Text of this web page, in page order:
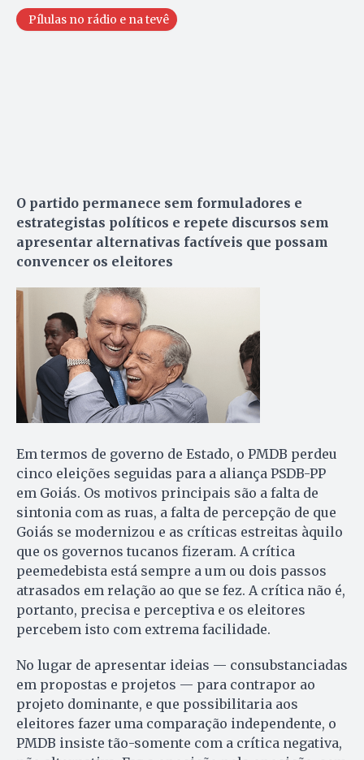
Pílulas no rádio e na tevê
O partido permanece sem formuladores e
estrategistas políticos e repete discursos sem
apresentar alternativas factíveis que possam
convencer os eleitores
Em termos de governo de Estado, o PMDB perdeu
cinco eleições seguidas para a aliança PSDB-PP
em Goiás. Os motivos principais são a falta de
sintonia com as ruas, a falta de percepção de que
Goiás se modernizou e as críticas estreitas àquilo
que os governos tucanos fizeram. A crítica
peemedebista está sempre a um ou dois passos
atrasados em relação ao que se fez. A crítica não é,
portanto, precisa e perceptiva e os eleitores
percebem isto com extrema facilidade.
No lugar de apresentar ideias — consubstanciadas
em propostas e projetos — para contrapor ao
projeto dominante, e que possibilitaria aos
eleitores fazer uma comparação independente, o
PMDB insiste tão-somente com a crítica negativa,